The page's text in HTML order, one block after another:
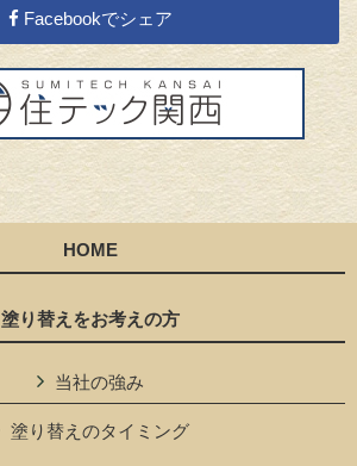
Facebookでシェア
HOME
塗り替えをお考えの方
当社の強み
塗り替えのタイミング